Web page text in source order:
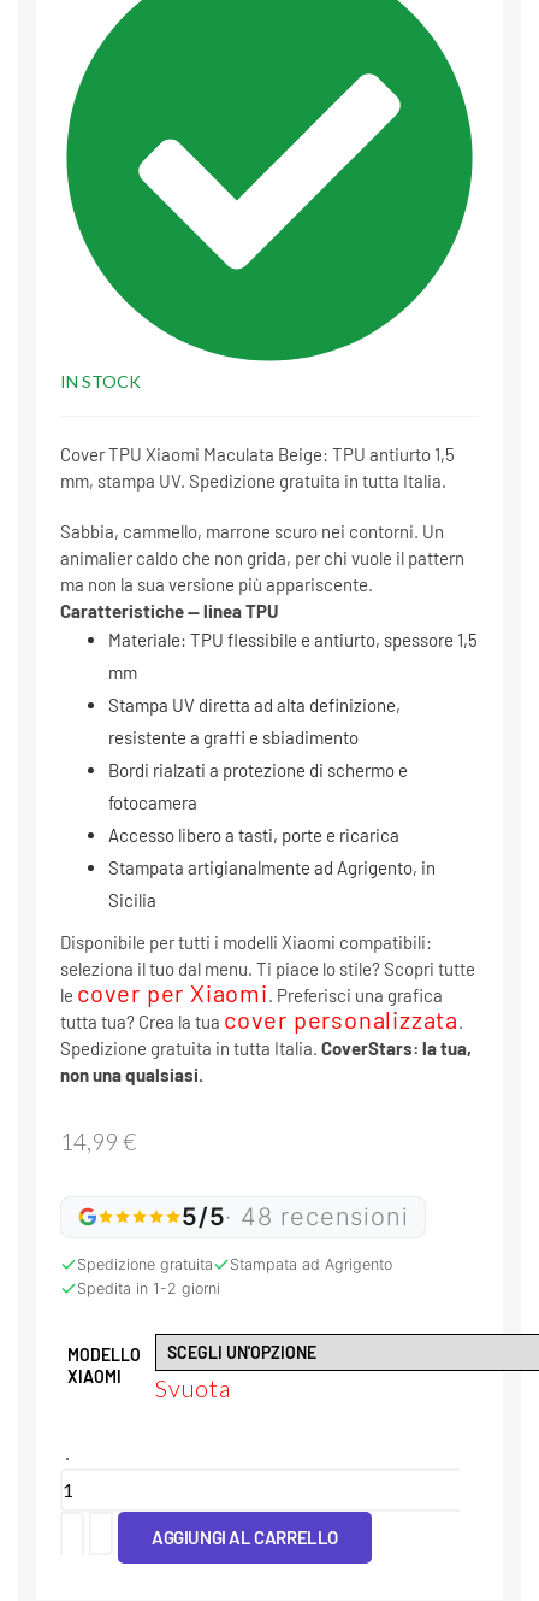
IN STOCK
Cover TPU Xiaomi Maculata Beige: TPU antiurto 1,5
mm, stampa UV. Spedizione gratuita in tutta Italia.
Sabbia, cammello, marrone scuro nei contorni. Un
animalier caldo che non grida, per chi vuole il pattern
ma non la sua versione più appariscente.
Caratteristiche — linea TPU
Materiale: TPU flessibile e antiurto, spessore 1,5
mm
Stampa UV diretta ad alta definizione,
resistente a graffi e sbiadimento
Bordi rialzati a protezione di schermo e
fotocamera
Accesso libero a tasti, porte e ricarica
Stampata artigianalmente ad Agrigento, in
Sicilia
Disponibile per tutti i modelli Xiaomi compatibili:
seleziona il tuo dal menu. Ti piace lo stile? Scopri tutte
le cover per Xiaomi. Preferisci una grafica
tutta tua? Crea la tua cover personalizzata.
Spedizione gratuita in tutta Italia. CoverStars: la tua,
non una qualsiasi.
14,99 €
5/5· 48 recensioni
Spedizione gratuita
Stampata ad Agrigento
Spedita in 1-2 giorni
MODELLO
XIAOMI
Svuota
Cover
Maculata
AGGIUNGI AL CARRELLO